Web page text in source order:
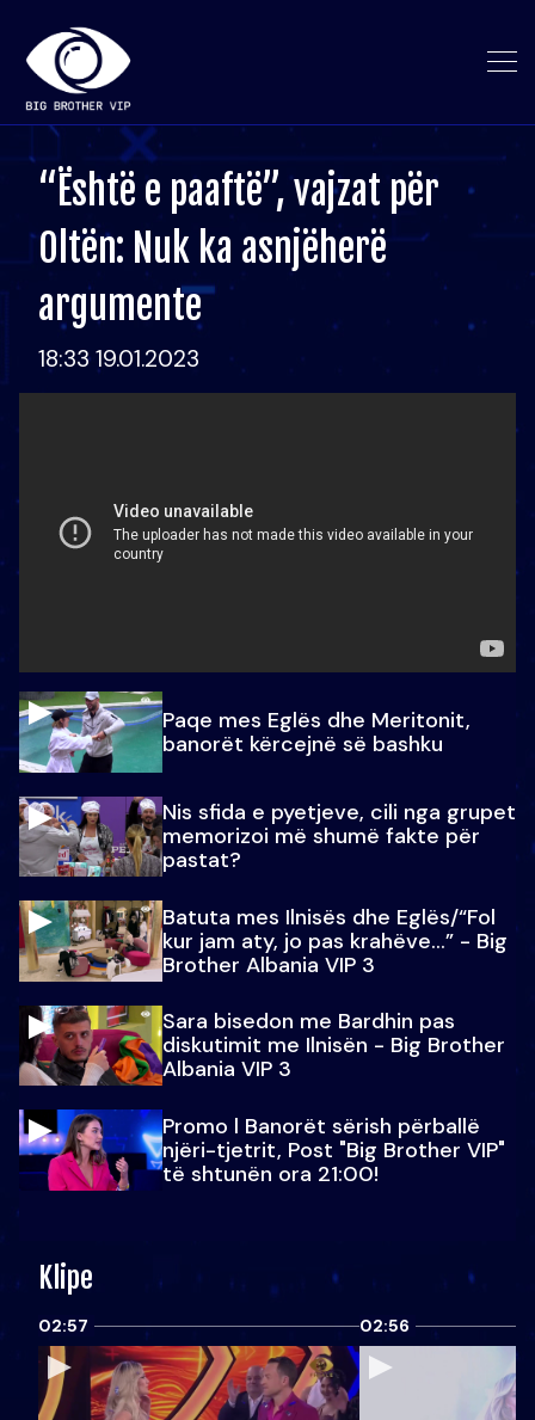
“Është e paaftë”, vajzat për
Oltën: Nuk ka asnjëherë
argumente
18:33 19.01.2023
Paqe mes Eglës dhe Meritonit,
banorët kërcejnë së bashku
Nis sfida e pyetjeve, cili nga grupet
memorizoi më shumë fakte për
pastat?
Batuta mes Ilnisës dhe Eglës/“Fol
kur jam aty, jo pas krahëve…” - Big
Brother Albania VIP 3
Sara bisedon me Bardhin pas
diskutimit me Ilnisën - Big Brother
Albania VIP 3
Promo l Banorët sërish përballë
njëri-tjetrit, Post "Big Brother VIP"
të shtunën ora 21:00!
Klipe
02:57 02:56